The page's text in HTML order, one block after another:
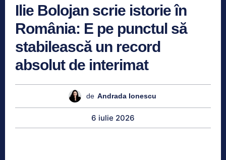
Ilie Bolojan scrie istorie în
România: E pe punctul să
stabilească un record
absolut de interimat
de Andrada Ionescu
6 iulie 2026